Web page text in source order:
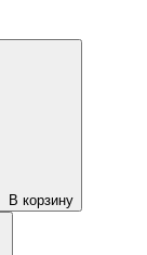
В корзину